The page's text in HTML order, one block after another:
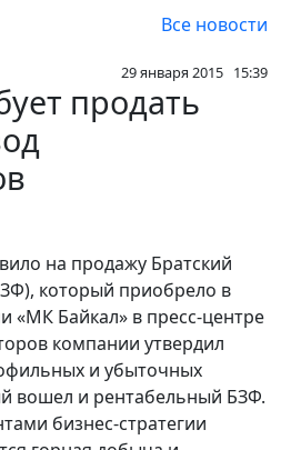
Все новости
29 января 2015 15:39
продать
на продажу Братский
который приобрело в
«МК Байкал» в пресс-центре
компании утвердил
и убыточных
вошел и рентабельный БЗФ.
бизнес-стратегии